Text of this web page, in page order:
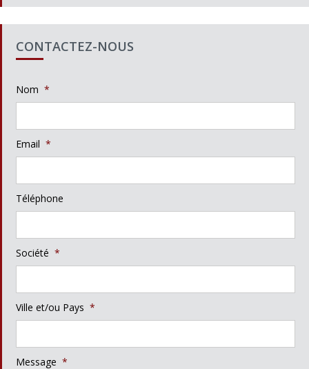
CONTACTEZ-NOUS
Nom *
Email *
Téléphone
Société *
Ville et/ou Pays *
Message *